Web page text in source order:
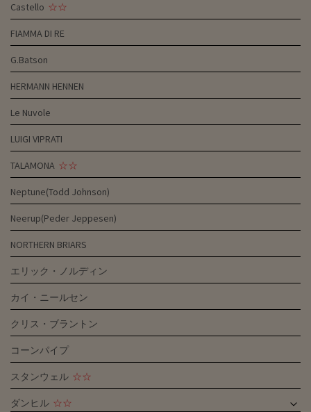
Castello ☆☆
FIAMMA DI RE
G.Batson
HERMANN HENNEN
Le Nuvole
LUIGI VIPRATI
TALAMONA ☆☆
Neptune(Todd Johnson)
Neerup(Peder Jeppesen)
NORTHERN BRIARS
エリック・ノルディン
カイ・ニールセン
クリス・ブラントン
コーンパイプ
スタンウェル ☆☆
ダンヒル ☆☆